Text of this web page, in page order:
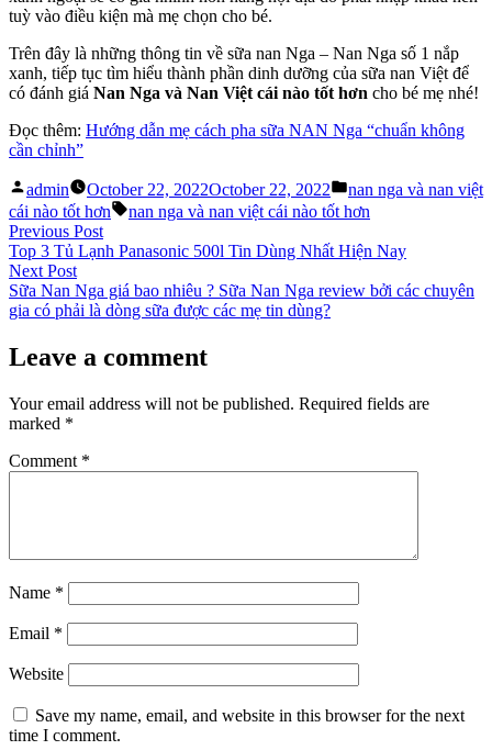
tuỳ vào điều kiện mà mẹ chọn cho bé.
Trên đây là những thông tin về sữa nan Nga – Nan Nga số 1 nắp
xanh, tiếp tục tìm hiểu thành phần dinh dưỡng của sữa nan Việt để
có đánh giá Nan Nga và Nan Việt cái nào tốt hơn cho bé mẹ nhé!
Đọc thêm: Hướng dẫn mẹ cách pha sữa NAN Nga “chuẩn không
cần chỉnh”
Posted
by
admin October 22, 2022October 22, 2022
Posted
in
nan nga và nan việt
cái nào tốt hơn
Tags:
nan nga và nan việt cái nào tốt hơn
Post
navigation
Previous PostPrevious
post:
Top 3 Tủ Lạnh Panasonic 500l Tin Dùng Nhất Hiện Nay
Next PostNext
post:
Sữa Nan Nga giá bao nhiêu ? Sữa Nan Nga review bởi các chuyên
gia có phải là dòng sữa được các mẹ tin dùng?
Leave a comment
Your email address will not be published. Required fields are
marked *
Comment *
Name *
Email *
Website
Save my name, email, and website in this browser for the next
time I comment.